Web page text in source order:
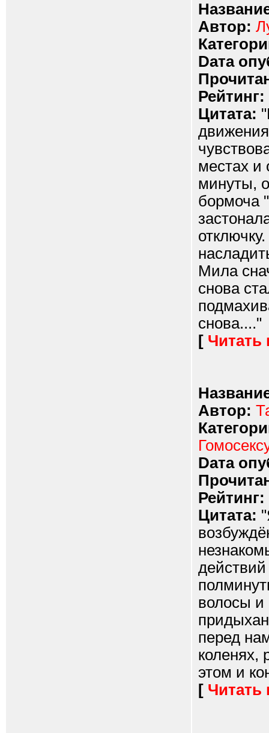
Автор:
Dата
Рейтинг:
Цитата:
местах и
минуты,
бормоча
Мила
снова
снова...."
[ Читать
Автор:
Dата
Рейтинг:
Цитата:
волосы и
перед
коленях,
этом и
[ Читать